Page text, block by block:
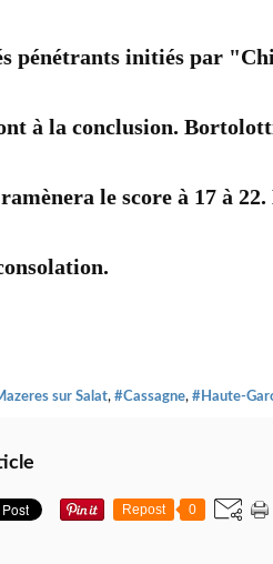
pénétrants initiés par
à la conclusion.
le score à 17 à
sur Salat, #Cassagne, #Haute-
Repost 0